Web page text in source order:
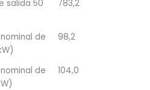
salida 50
783,2
de
98,2
de
104,0